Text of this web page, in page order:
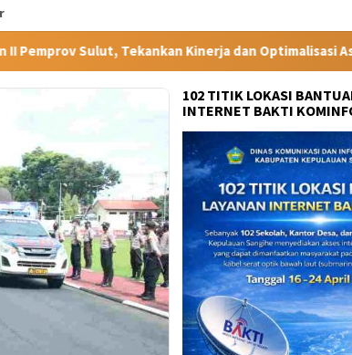
Kinerja dan Optimalisasi Aset Daerah
102 TITIK LOKASI
INTERNET BAKTI